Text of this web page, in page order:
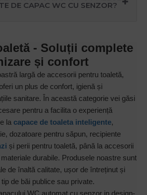
DE CAPAC WC CU SENZOR?
- Soluții complete
și confort
largă de accesorii pentru toaletă,
un plus de confort, igienă și
sanitare. În această categorie vei găsi
pentru a facilita o experiență
la capace de toaleta inteligente,
dozatoare pentru săpun, recipiente
și perii pentru toaletă, până la accesorii
durabile. Produsele noastre sunt
de înaltă calitate, ușor de întreținut și
de băi publice sau private.